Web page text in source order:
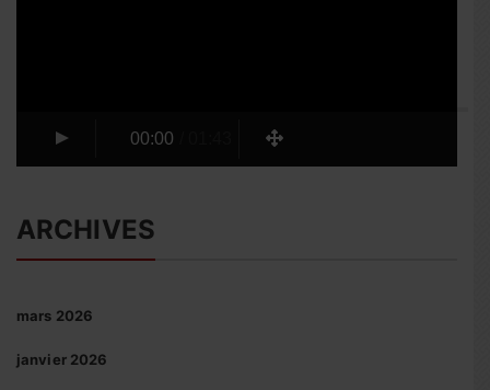
00:00
ARCHIVES
mars 2026
janvier 2026